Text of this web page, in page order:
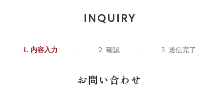
INQUIRY
内容入力 確認 送信完了
お問い合わせ